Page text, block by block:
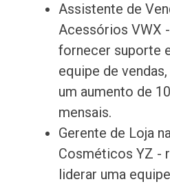
Assistente de
Acessórios VWX
fornecer suporte
equipe de
um aumento de
mensais.
Gerente de Loja
Cosméticos YZ -
liderar uma